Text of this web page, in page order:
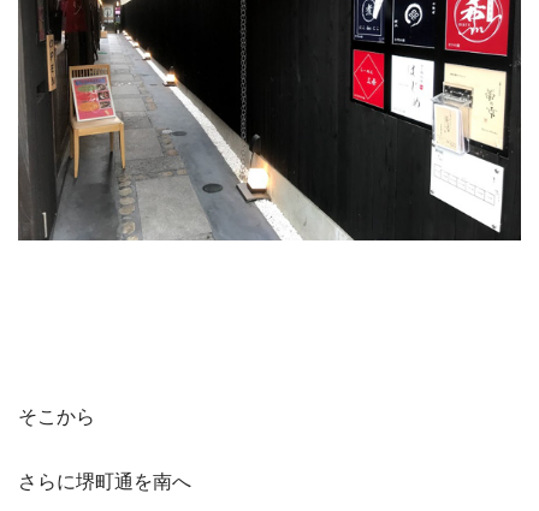
そこから
さらに堺町通を南へ